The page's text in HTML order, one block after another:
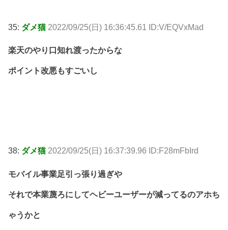
35: ダメ猫 2022/09/25(日) 16:36:45.61 ID:V/EQVxMad
楽天のやり口知れ渡ったからな
ポイント改悪もすごいし
38: ダメ猫 2022/09/25(日) 16:37:39.96 ID:F28mFbIrd
モバイル事業足引っ張り過ぎや
それで本業蔑ろにしてヘビーユーザーが減ってるのアホち
ゃうかと